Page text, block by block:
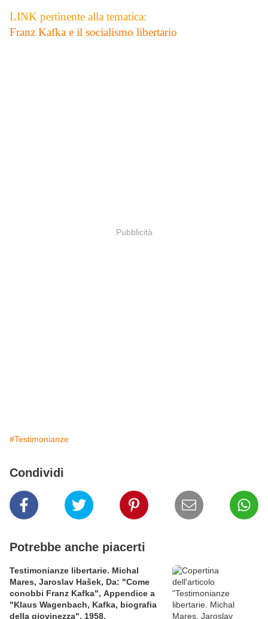
LINK pertinente alla tematica:
Franz Kafka e il socialismo libertario
Pubblicità
#Testimonianze
Condividi
Potrebbe anche piacerti
Testimonianze libertarie. Michal
Mares, Jaroslav Hašek, Da: "Come
conobbi Franz Kafka", Appendice a
"Klaus Wagenbach, Kafka, biografia
della giovinezza", 1958.